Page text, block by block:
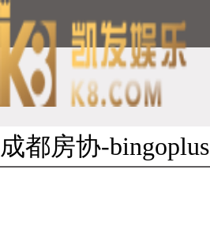
成都房协-bingoplus